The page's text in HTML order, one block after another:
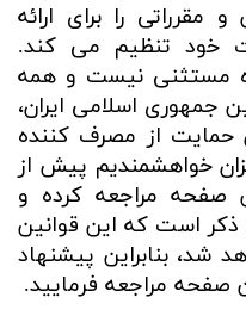
مقرراتی را برای ارائه
خود تنظیم می کند.
مستثنی نیست و همه
جمهوری اسلامی ایران،
حمایت از مصرف کننده
خواهشمندیم پیش از
مراجعه کرده و
ذکر است که این قوانین
شد، بنابراین پیشنهاد
مراجعه فرمایید.​​​​​​​